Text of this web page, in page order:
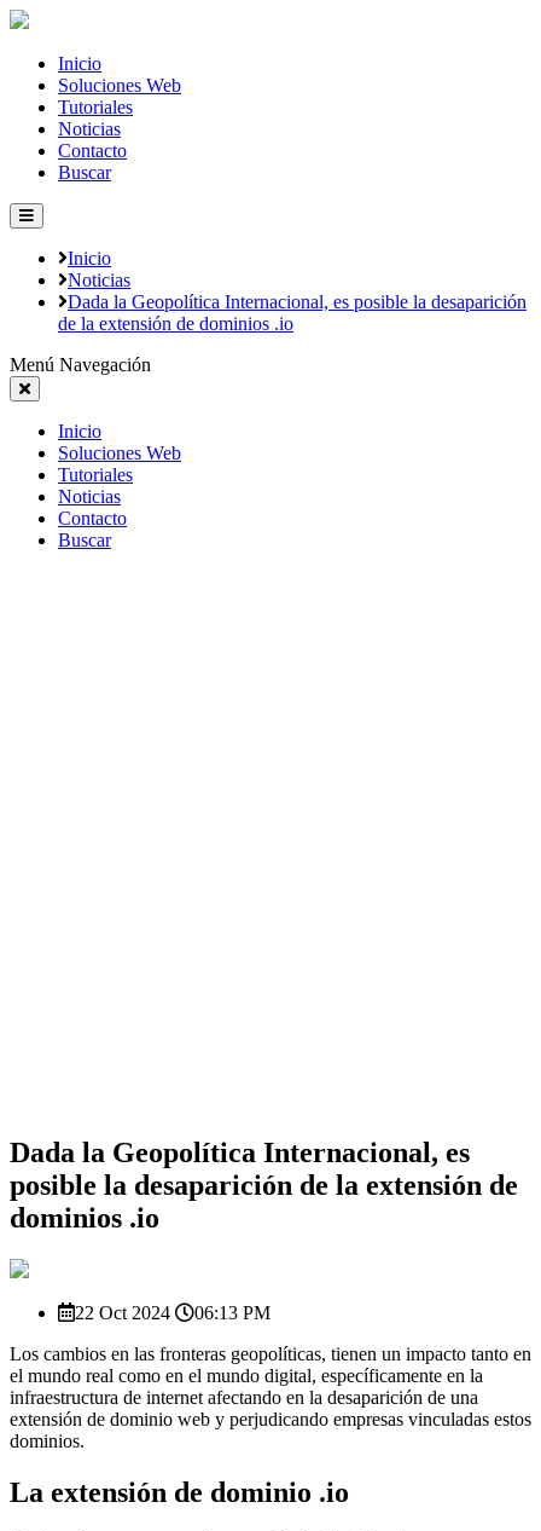
Inicio
Soluciones Web
Tutoriales
Noticias
Contacto
Buscar
Inicio
Noticias
Dada la Geopolítica Internacional, es posible la desaparición
de la extensión de dominios .io
Menú Navegación
Inicio
Soluciones Web
Tutoriales
Noticias
Contacto
Buscar
Dada la Geopolítica Internacional, es
posible la desaparición de la extensión de
dominios .io
22 Oct 2024
06:13 PM
Los cambios en las fronteras geopolíticas, tienen un impacto tanto en
el mundo real como en el mundo digital, específicamente en la
infraestructura de internet afectando en la desaparición de una
extensión de dominio web y perjudicando empresas vinculadas estos
dominios.
La extensión de dominio .io